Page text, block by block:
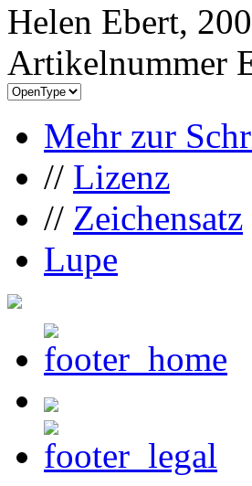
Helen Ebert,
Artikelnummer
Mehr zur
// Lizenz
// Zeichensatz
Lupe